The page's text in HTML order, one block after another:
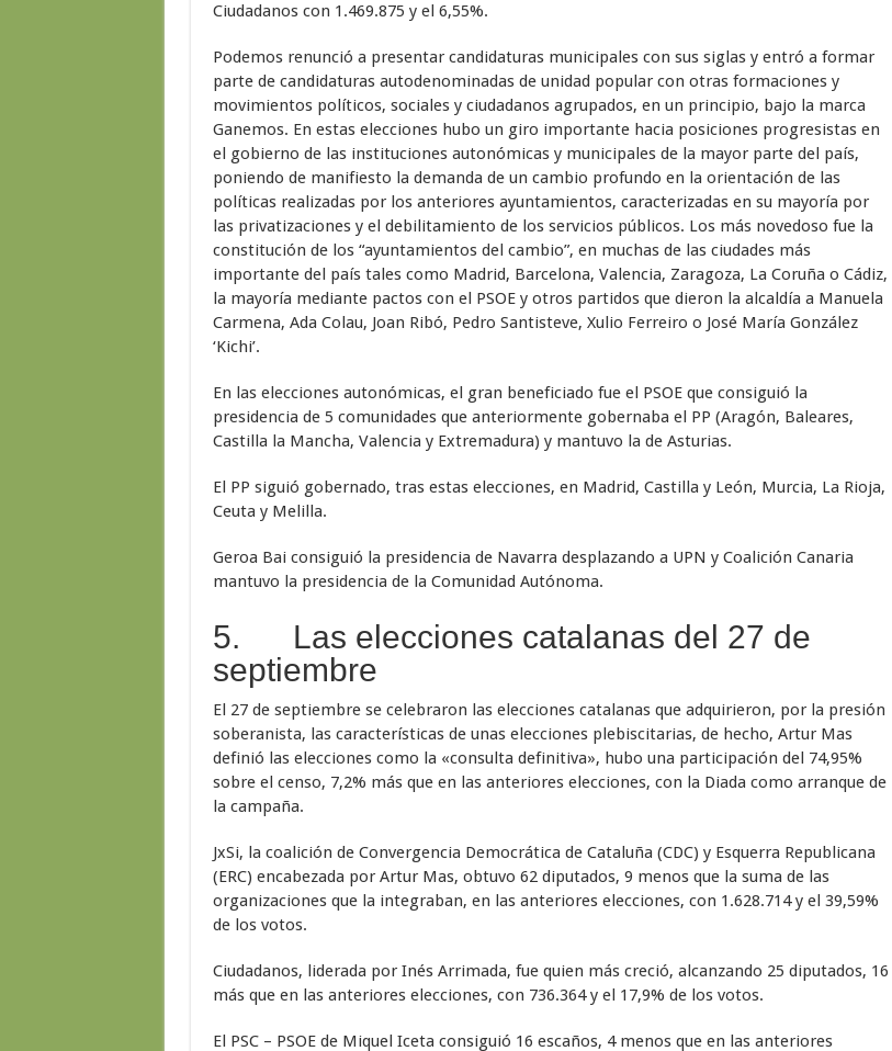
Ciudadanos con 1.469.875 y el 6,55%.
Podemos renunció a presentar candidaturas municipales con sus siglas y entró a formar
parte de candidaturas autodenominadas de unidad popular con otras formaciones y
movimientos políticos, sociales y ciudadanos agrupados, en un principio, bajo la marca
Ganemos. En estas elecciones hubo un giro importante hacia posiciones progresistas en
el gobierno de las instituciones autonómicas y municipales de la mayor parte del país,
poniendo de manifiesto la demanda de un cambio profundo en la orientación de las
políticas realizadas por los anteriores ayuntamientos, caracterizadas en su mayoría por
las privatizaciones y el debilitamiento de los servicios públicos. Los más novedoso fue la
constitución de los “ayuntamientos del cambio”, en muchas de las ciudades más
importante del país tales como Madrid, Barcelona, Valencia, Zaragoza, La Coruña o Cádiz,
la mayoría mediante pactos con el PSOE y otros partidos que dieron la alcaldía a Manuela
Carmena, Ada Colau, Joan Ribó, Pedro Santisteve, Xulio Ferreiro o José María González
‘Kichi’.
En las elecciones autonómicas, el gran beneficiado fue el PSOE que consiguió la
presidencia de 5 comunidades que anteriormente gobernaba el PP (Aragón, Baleares,
Castilla la Mancha, Valencia y Extremadura) y mantuvo la de Asturias.
El PP siguió gobernado, tras estas elecciones, en Madrid, Castilla y León, Murcia, La Rioja,
Ceuta y Melilla.
Geroa Bai consiguió la presidencia de Navarra desplazando a UPN y Coalición Canaria
mantuvo la presidencia de la Comunidad Autónoma.
5. Las elecciones catalanas del 27 de
septiembre
El 27 de septiembre se celebraron las elecciones catalanas que adquirieron, por la presión
soberanista, las características de unas elecciones plebiscitarias, de hecho, Artur Mas
definió las elecciones como la «consulta definitiva», hubo una participación del 74,95%
sobre el censo, 7,2% más que en las anteriores elecciones, con la Diada como arranque de
la campaña.
JxSi, la coalición de Convergencia Democrática de Cataluña (CDC) y Esquerra Republicana
(ERC) encabezada por Artur Mas, obtuvo 62 diputados, 9 menos que la suma de las
organizaciones que la integraban, en las anteriores elecciones, con 1.628.714 y el 39,59%
de los votos.
Ciudadanos, liderada por Inés Arrimada, fue quien más creció, alcanzando 25 diputados, 16
más que en las anteriores elecciones, con 736.364 y el 17,9% de los votos.
El PSC – PSOE de Miquel Iceta consiguió 16 escaños, 4 menos que en las anteriores